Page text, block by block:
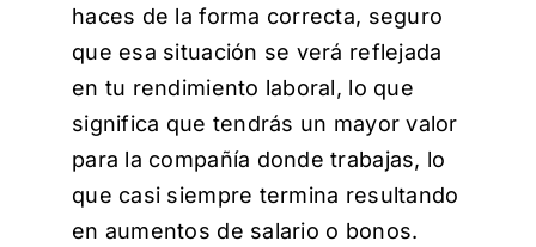
haces de la forma correcta, seguro
que esa situación se verá reflejada
en tu rendimiento laboral, lo que
significa que tendrás un mayor valor
para la compañía donde trabajas, lo
que casi siempre termina resultando
en aumentos de salario o bonos.